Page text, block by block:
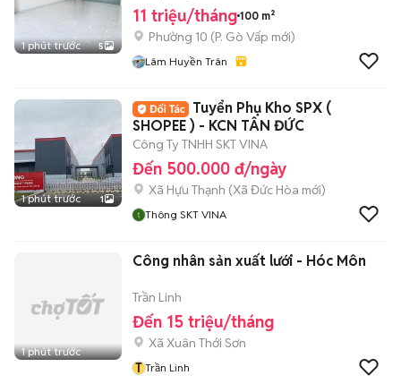
1 phút trước 5
11 triệu/tháng 100 m²
Phường 10 (P. Gò Vấp mới)
Lâm Huyền Trân
1 phút trước 1
Tuyển Phụ Kho SPX (
SHOPEE ) - KCN TÂN ĐỨC
Công Ty TNHH SKT VINA
Đến 500.000 đ/ngày
Xã Hựu Thạnh (Xã Đức Hòa mới)
Thông SKT VINA
1 phút trước
Công nhân sản xuất lưới - Hóc Môn
Trần Linh
Đến 15 triệu/tháng
Xã Xuân Thới Sơn
T Trần Linh